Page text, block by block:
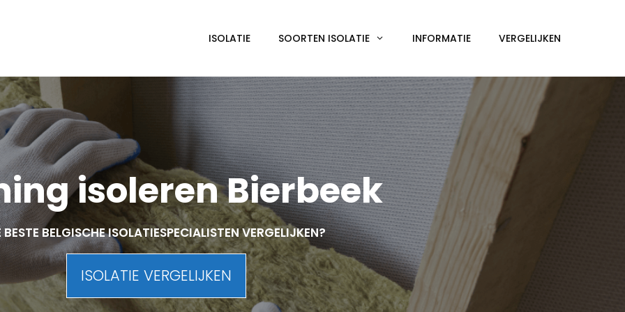
ISOLATIE SOORTEN ISOLATIE INFORMATIE VERGELIJKEN
isoleren Bierbeek
BESTE BELGISCHE ISOLATIESPECIALISTEN VERGELIJKEN?
ISOLATIE VERGELIJKEN